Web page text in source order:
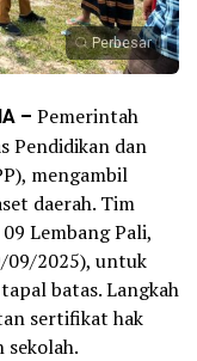
Perbesar
– Pemerintah
Pendidikan dan
mengambil
daerah. Tim
Lembang Pali,
09/2025), untuk
batas. Langkah
sertifikat hak
sekolah.